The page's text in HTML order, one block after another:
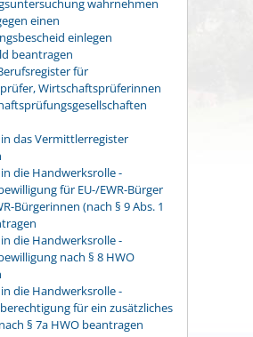
wahrnehmen
einen
einlegen
beantragen
für
Wirtschaftsprüferinnen
das Vermittlerregister
die Handwerksrolle -
für EU-/EWR-Bürger
Bürgerinnen (nach § 9 Abs. 1
die Handwerksrolle -
nach § 8 HWO
die Handwerksrolle -
für ein zusätzliches
§ 7a HWO beantragen